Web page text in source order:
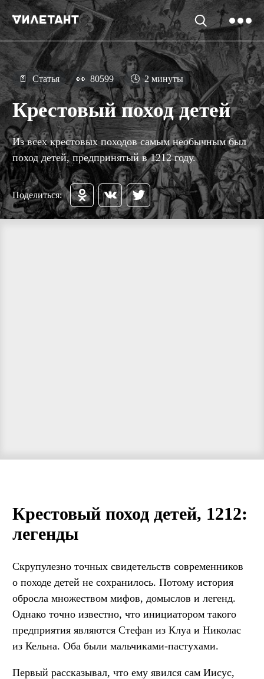
📄 Статья 👀 80599 🕓 2 минуты
Крестовый поход детей
Из всех крестовых походов самым необычным был
поход детей, предпринятый в 1212 году.
Поделиться:
Крестовый поход детей, 1212:
легенды
Скрупулезно точных свидетельств современников
о походе детей не сохранилось. Потому история
обросла множеством мифов, домыслов и легенд.
Однако точно известно, что инициатором такого
предприятия являются Стефан из Клуа и Николас
из Кельна. Оба были мальчиками-пастухами.
Первый рассказывал, что ему явился сам Иисус,